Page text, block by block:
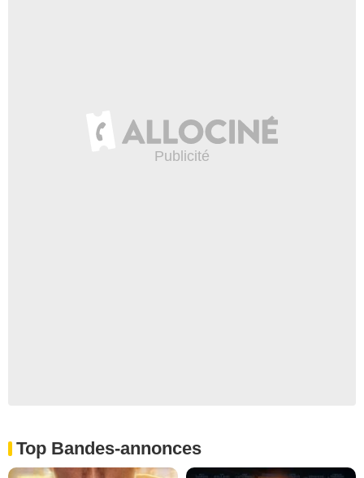
Top Bandes-annonces